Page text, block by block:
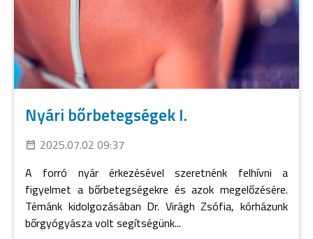
Nyári bőrbetegségek I.
2025.07.02 09:37
A forró nyár érkezésével szeretnénk felhívni a
figyelmet a bőrbetegségekre és azok megelőzésére.
Témánk kidolgozásában Dr. Virágh Zsófia, kórházunk
bőrgyógyásza volt segítségünk...